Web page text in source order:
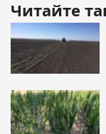
Читайте